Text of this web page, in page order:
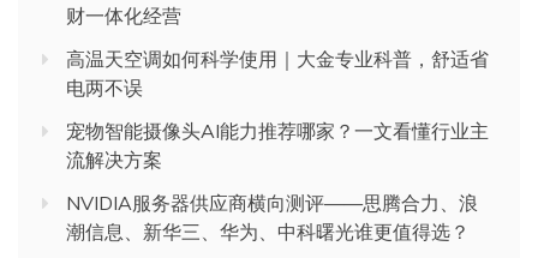
财一体化经营
高温天空调如何科学使用｜大金专业科普，舒适省
电两不误
宠物智能摄像头AI能力推荐哪家？一文看懂行业主
流解决方案
NVIDIA服务器供应商横向测评——思腾合力、浪
潮信息、新华三、华为、中科曙光谁更值得选？